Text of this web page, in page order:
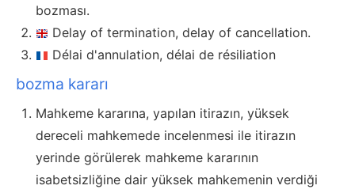
bozması.
Delay of termination, delay of cancellation.
Délai d'annulation, délai de résiliation
bozma kararı
Mahkeme kararına, yapılan itirazın, yüksek
dereceli mahkemede incelenmesi ile itirazın
yerinde görülerek mahkeme kararının
isabetsizliğine dair yüksek mahkemenin verdiği